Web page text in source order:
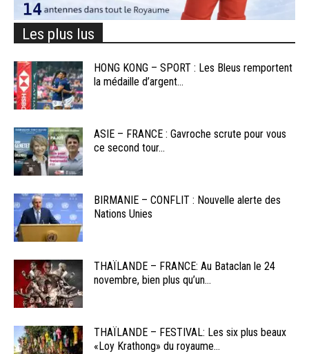
Les plus lus
HONG KONG – SPORT : Les Bleus remportent
la médaille d’argent...
ASIE – FRANCE : Gavroche scrute pour vous
ce second tour...
BIRMANIE – CONFLIT : Nouvelle alerte des
Nations Unies
THAÏLANDE – FRANCE: Au Bataclan le 24
novembre, bien plus qu’un...
THAÏLANDE – FESTIVAL: Les six plus beaux
«Loy Krathong» du royaume...